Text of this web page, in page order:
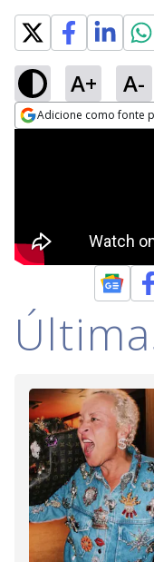
A+ A-
Adicione como fonte